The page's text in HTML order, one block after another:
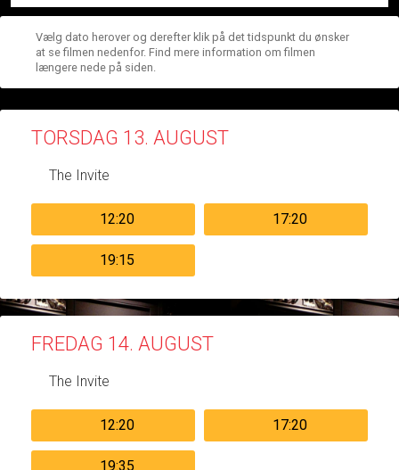
Vælg dato herover og derefter klik på det tidspunkt du ønsker
at se filmen nedenfor. Find mere information om filmen
længere nede på siden.
TORSDAG 13. AUGUST
The Invite
12:20 17:20
19:15
FREDAG 14. AUGUST
The Invite
12:20 17:20
19:35